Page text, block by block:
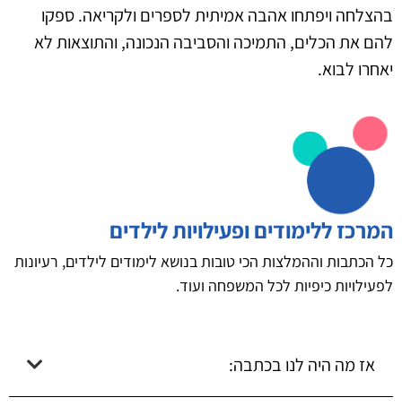
בהצלחה ויפתחו אהבה אמיתית לספרים ולקריאה. ספקו
להם את הכלים, התמיכה והסביבה הנכונה, והתוצאות לא
יאחרו לבוא.
המרכז ללימודים ופעילויות לילדים
כל הכתבות וההמלצות הכי טובות בנושא לימודים לילדים, רעיונות
לפעילויות כיפיות לכל המשפחה ועוד.
אז מה היה לנו בכתבה: